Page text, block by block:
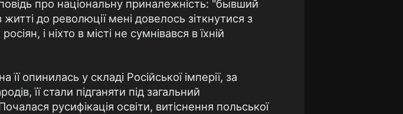
про національну приналежність: "бывший
до революції мені довелось зіткнутися з
і ніхто в місті не сумнівався в їхній
опинилась у складі Російської імперії, за
її стали підганяти під загальний
русифікація освіти, витіснення польської